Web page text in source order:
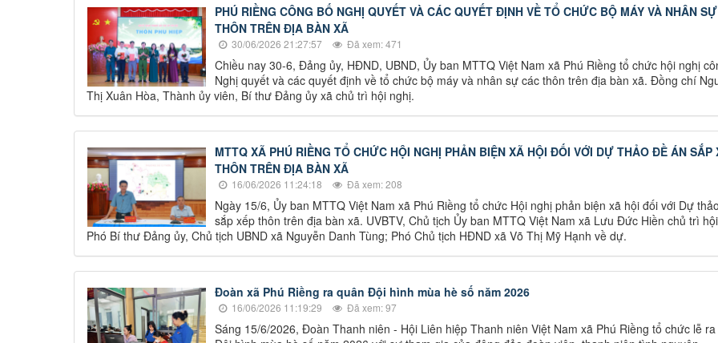
PHÚ RIỀNG CÔNG BỐ NGHỊ QUYẾT VÀ CÁC QUYẾT ĐỊNH VỀ TỔ CHỨC BỘ MÁY VÀ NHÂN
THÔN TRÊN ĐỊA BÀN XÃ
30/06/2026 21:27:57 Đã xem: 471
Chiều nay 30-6, Đảng ủy, HĐND, UBND, Ủy ban MTTQ Việt Nam xã Phú Riềng tổ chức hội nghị
Nghị quyết và các quyết định về tổ chức bộ máy và nhân sự các thôn trên địa bàn xã. Đồng chí
Thị Xuân Hòa, Thành ủy viên, Bí thư Đảng ủy xã chủ trì hội nghị.
MTTQ XÃ PHÚ RIỀNG TỔ CHỨC HỘI NGHỊ PHẢN BIỆN XÃ HỘI ĐỐI VỚI DỰ THẢO ĐỀ ÁN SẮP
THÔN TRÊN ĐỊA BÀN XÃ
16/06/2026 11:24:18 Đã xem: 208
Ngày 15/6, Ủy ban MTTQ Việt Nam xã Phú Riềng tổ chức Hội nghị phản biện xã hội đối với Dự
sắp xếp thôn trên địa bàn xã. UVBTV, Chủ tịch Ủy ban MTTQ Việt Nam xã Lưu Đức Hiền chủ trì
Phó Bí thư Đảng ủy, Chủ tịch UBND xã Nguyễn Danh Tùng; Phó Chủ tịch HĐND xã Võ Thị Mỹ Hạnh về dự.
Đoàn xã Phú Riềng ra quân Đội hình mùa hè số năm 2026
16/06/2026 11:19:29 Đã xem: 97
Sáng 15/6/2026, Đoàn Thanh niên - Hội Liên hiệp Thanh niên Việt Nam xã Phú Riềng tổ chức lễ